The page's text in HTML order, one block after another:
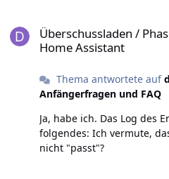
welche Daten das sein
Wechselrichter ist ja
noch rum (war vor der PV
bremst mich die
Überschussladen /
Home Assistant
Thema antwortete auf
Anfängerfragen und FAQ
Ja, habe ich. Das Log des Energie Managers sagt hier
folgendes: Ich vermute, dass das Node Ausgabeformat
nicht "passt"?